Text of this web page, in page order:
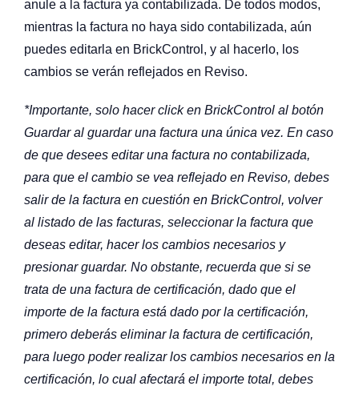
anule a la factura ya contabilizada. De todos modos,
mientras la factura no haya sido contabilizada, aún
puedes editarla en BrickControl, y al hacerlo, los
cambios se verán reflejados en Reviso.
*Importante, solo hacer click en BrickControl al botón
Guardar al guardar una factura una única vez. En caso
de que desees editar una factura no contabilizada,
para que el cambio se vea reflejado en Reviso, debes
salir de la factura en cuestión en BrickControl, volver
al listado de las facturas, seleccionar la factura que
deseas editar, hacer los cambios necesarios y
presionar guardar. No obstante, recuerda que si se
trata de una factura de certificación, dado que el
importe de la factura está dado por la certificación,
primero deberás eliminar la factura de certificación,
para luego poder realizar los cambios necesarios en la
certificación, lo cual afectará el importe total, debes